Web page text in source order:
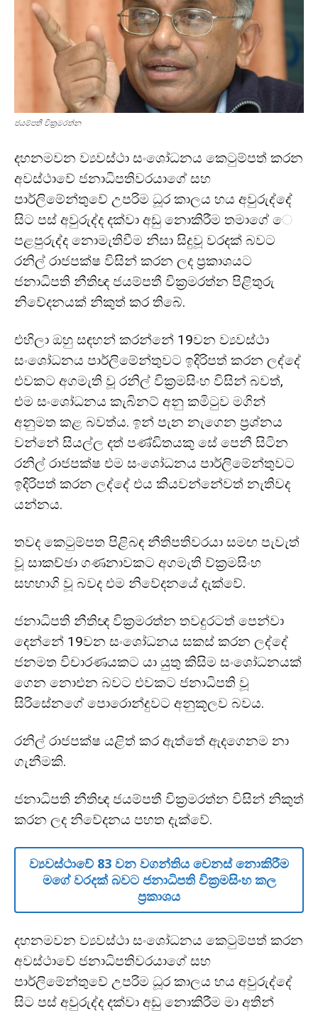
ජයම්පතී වික්‍රමරත්න
දහනමවන ව්‍යවස්ථා සංශෝධනය කෙටුම්පත් කරන
අවස්ථාවේ ජනාධිපතිවරයාගේ සහ
පාර්ලිමේන්තුවේ උපරිම ධූර කාලය හය අවුරුද්දේ
සිට පස් අවුරුද්ද දක්වා අඩු නොකිරීම තමාගේ ෙ
පළපුරුද්ද නොමැතිවීම නිසා සිදුවූ වරදක් බවට
රනිල් රාජපක්ෂ විසින් කරන ලද ප්‍රකාශයට
ජනාධිපති නීතිඥ ජයම්පතී වික්‍රමරත්න පිළිතුරු
නිවේදනයක් නිකුත් කර තිබේ.
එහිලා ඔහු සඳහන් කරන්නේ 19වන ව්‍යවස්ථා
සංශෝධනය පාර්ලිමේන්තුවට ඉදිරිපත් කරන ලද්දේ
එවකට අගමැති වූ රනිල් වික්‍රමසිංහ විසින් බවත්,
එම සංශෝධනය කැබිනට් අනු කමිටුව මගින්
අනුමත කළ බවත්ය. ඉන් පැන නැගෙන ප්‍රශ්නය
වන්නේ සියල්ල දත් පණ්ඩිතයකු සේ පෙනී සිටින
රනිල් රාජපක්ෂ එම සංශෝධනය පාර්ලිමේන්තුවට
ඉදිරිපත් කරන ලද්දේ එය කියවන්නේවත් නැතිවද
යන්නය.
තවද කෙටුම්පත පිළිබඳ නීතිපතිවරයා සමඟ පැවැත්
වූ සාකච්ඡා ගණනාවකට අගමැති ව්ක්‍රමසිංහ
සහභාගි වූ බවද එම නිවේදනයේ දැක්වේ.
ජනාධිපති නීතිඥ වික්‍රමරත්න තවදුරටත් පෙන්වා
දෙන්නේ 19වන සංශෝධනය සකස් කරන ලද්දේ
ජනමත විචාරණයකට යා යුතු කිසිම සංශෝධනයක්
ගෙන නොඑන බවට එවකට ජනාධිපති වූ
සිරිසේනගේ පොරොන්දුවට අනුකූලව බවය.
රනිල් රාජපක්ෂ යළිත් කර ඇත්තේ ඇදගෙනම නා
ගැනීමකි.
ජනාධිපති නීතිඥ ජයම්පතී වික්‍රමරත්න විසින් නිකුත්
කරන ලද නිවේදනය පහත දැක්වේ.
ව්‍යවස්ථාවේ 83 වන වගන්තිය වෙනස් නොකිරීම
මගේ වරදක් බවට ජනාධිපති වික්‍රමසිංහ කල
ප්‍රකාශය
දහනමවන ව්‍යවස්ථා සංශෝධනය කෙටුම්පත් කරන
අවස්ථාවේ ජනාධිපතිවරයාගේ සහ
පාර්ලිමේන්තුවේ උපරිම ධූර කාලය හය අවුරුද්දේ
සිට පස් අවුරුද්ද දක්වා අඩු නොකිරීම මා අතින්